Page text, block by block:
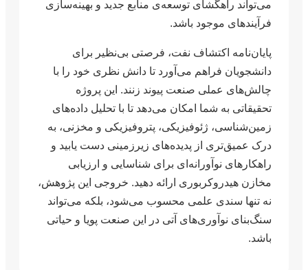
می‌تواند راهگشای توسعه‌ی منابع جدید و بهینه‌سازی
فرآیندهای موجود باشد.
پایان‌نامه اکتشاف نفت، فرصتی بی‌نظیر برای
دانشجویان فراهم می‌آورد تا دانش نظری خود را با
چالش‌های عملی صنعت پیوند زنند. این پروژه
تحقیقاتی به شما امکان می‌دهد تا با تحلیل داده‌های
زمین‌شناسی، ژئوفیزیکی، پتروفیزیکی و مخزنی، به
درک عمیق‌تری از پدیده‌های زیرزمینی دست یابید و
راهکارهای نوآورانه‌ای برای شناسایی و ارزیابی
مخازن هیدروکربوری ارائه دهید. خروجی این پژوهش،
نه تنها سندی علمی محسوب می‌شود، بلکه می‌تواند
سنگ‌بنای نوآوری‌های آتی در این صنعت پویا و حیاتی
باشد.